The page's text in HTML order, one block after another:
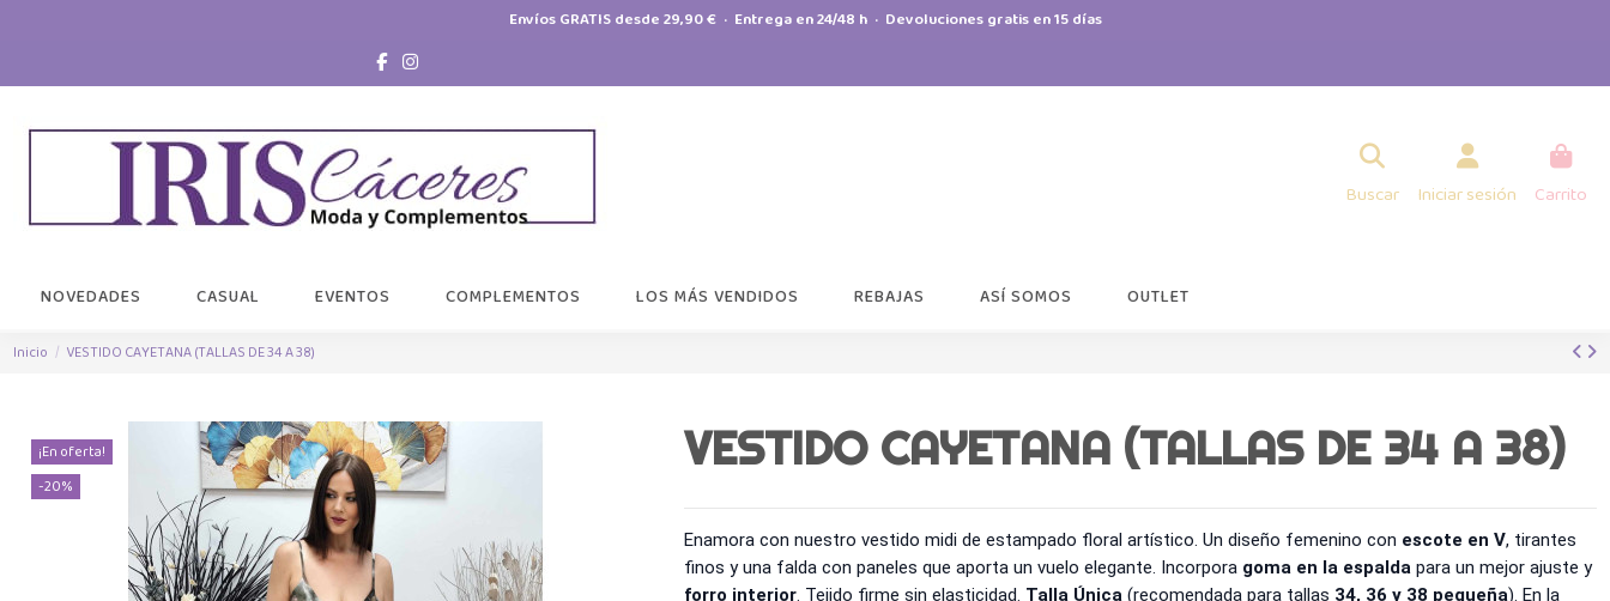
Envíos GRATIS desde 29,90 € · Entrega en 24/48 h · Devoluciones gratis en 15 días
Buscar Iniciar sesión Carrito
NOVEDADES CASUAL EVENTOS COMPLEMENTOS LOS MÁS VENDIDOS REBAJAS ASÍ SOMOS OUTLET
Inicio VESTIDO CAYETANA (TALLAS DE 34 A 38)
¡En oferta!
-20%
VESTIDO CAYETANA (TALLAS DE 34 A 38)
Enamora con nuestro vestido midi de estampado floral artístico. Un diseño femenino con escote en V, tirantes
finos y una falda con paneles que aporta un vuelo elegante. Incorpora goma en la espalda para un mejor ajuste y
forro interior. Tejido firme sin elasticidad. Talla Única (recomendada para tallas 34, 36 y 38 pequeña). En la